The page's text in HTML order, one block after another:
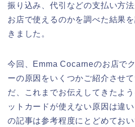
振り込み、代引などの支払い方
お店で使えるのかを調べた結果
きました。
今回、Emma Cocarneのお店で
ーの原因をいくつかご紹介させ
だ、これまでお伝えしてきたよ
ットカードが使えない原因は違
の記事は参考程度にとどめてお